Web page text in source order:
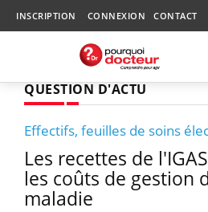
INSCRIPTION CONNEXION CONTACT
QUESTION D'ACTU
Effectifs, feuilles de soins
Les recettes de
les coûts de gestion
maladie